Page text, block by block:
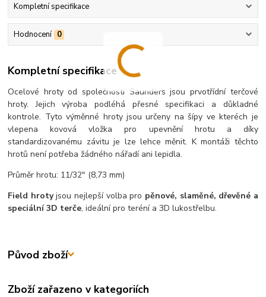
Kompletní specifikace
Hodnocení 0
Kompletní specifikace
Ocelové hroty od společnosti Saunders jsou prvotřídní terčové
hroty. Jejich výroba podléhá přesné specifikaci a důkladné
kontrole. Tyto výměnné hroty jsou určeny na šípy ve kteréch je
vlepena kovová vložka pro upevnění hrotu a díky
standardizovanému závitu je lze lehce měnit. K montáži těchto
hrotů není potřeba žádného nářadí ani lepidla.
Průměr hrotu: 11/32" (8,73 mm)
Field hrotyjsou nejlepší volba pro pěnové, slaměné, dřevěné a
speciální 3D terče, ideální pro teréní a 3D lukostřelbu.
Původ zboží
Zboží zařazeno v kategoriích